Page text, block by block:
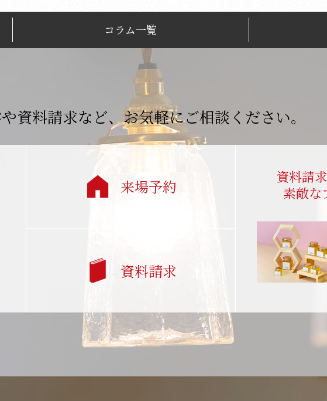
コラム一覧
資料請求など、お気軽にご相談ください。
来場予約
資料請求
資料請
素敵な